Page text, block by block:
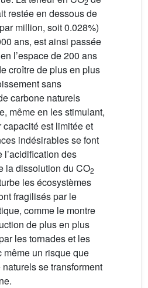
restée en dessous de
million, soit 0.028%)
ans, est ainsi passée
l’espace de 200 ans
croître de plus en plus
sans
carbone naturels
même en les stimulant,
capacité est limitée et
indésirables se font
l’acidification des
la dissolution du CO2
les écosystèmes
fragilisés par le
comme le montre
de plus en plus
les tornades et les
même un risque que
se transforment